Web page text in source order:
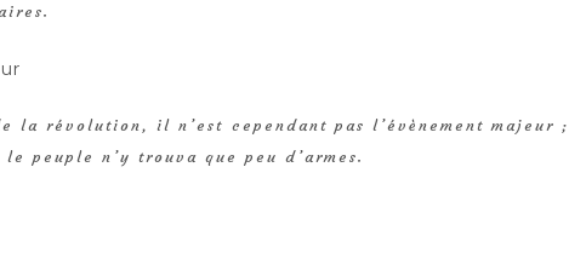
révolution, il n’est cependant pas l’évènement majeur ;
peuple n’y trouva que peu d’armes.